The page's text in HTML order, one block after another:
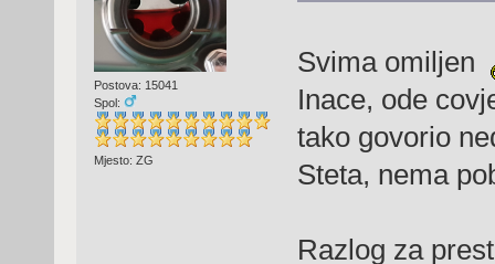
Postova: 15041
Spol:
Mjesto: ZG
Svima omiljen
Inace, ode
tako govorio
Steta, nema
Razlog za